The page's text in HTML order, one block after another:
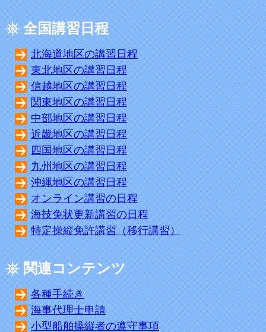
全国講習日程
北海道地区の講習日程
東北地区の講習日程
信越地区の講習日程
関東地区の講習日程
中部地区の講習日程
近畿地区の講習日程
四国地区の講習日程
九州地区の講習日程
沖縄地区の講習日程
オンライン講習の日程
海技免状更新講習の日程
特定操縦免許講習（移行講習）
関連コンテンツ
各種手続き
海事代理士申請
小型船舶操縦者の遵守事項